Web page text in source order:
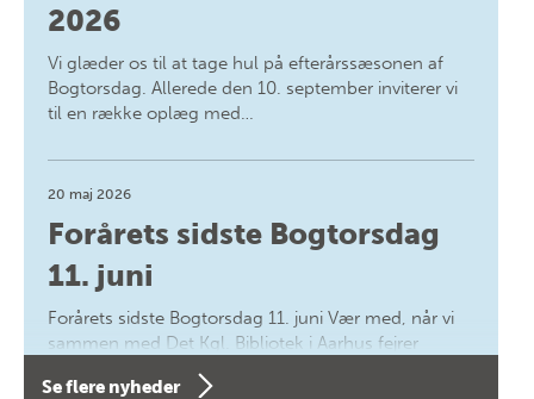
2026
Vi glæder os til at tage hul på efterårssæsonen af
Bogtorsdag. Allerede den 10. september inviterer vi
til en række oplæg med…
20 maj 2026
Forårets sidste Bogtorsdag
11. juni
Forårets sidste Bogtorsdag 11. juni Vær med, når vi
sammen med Det Kgl. Bibliotek i Aarhus fejrer
forfatterne bag vores nyes…
Se flere nyheder